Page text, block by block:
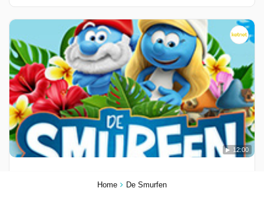
Home De Smurfen
12:00